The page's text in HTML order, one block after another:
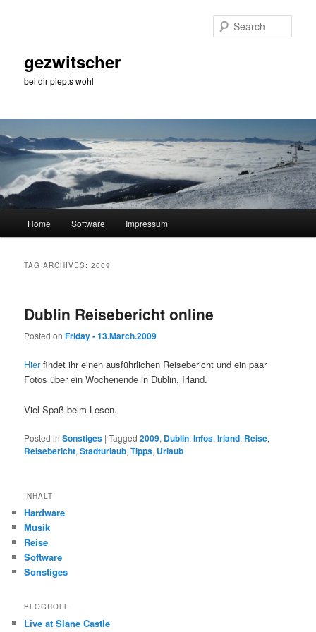
gezwitscher
bei dir piepts wohl
Home Software Impressum
TAG ARCHIVES:2009
Dublin Reisebericht online
Posted onFriday - 13.March.2009
Hierfindet ihr einen ausführlichen Reisebericht und ein paar
Fotos über ein Wochenende in Dublin, Irland.
Viel Spaß beim Lesen.
Posted in Sonstiges |Tagged 2009, Dublin,Infos,Irland, Reise,
Reisebericht,Stadturlaub,Tipps, Urlaub
INHALT
Hardware
Musik
Reise
Software
Sonstiges
BLOGROLL
Live at Slane Castle